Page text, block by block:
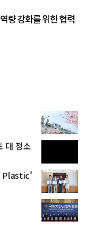
량 강화를 위한 협력
대 청소
Plastic'